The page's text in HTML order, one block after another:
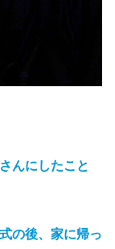
んにしたこと
の後、家に帰っ